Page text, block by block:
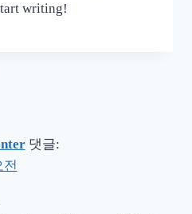
writing!
댓글:
전